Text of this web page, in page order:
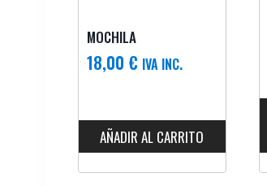
MOCHILA
18,00 € IVA INC.
AÑADIR AL CARRITO